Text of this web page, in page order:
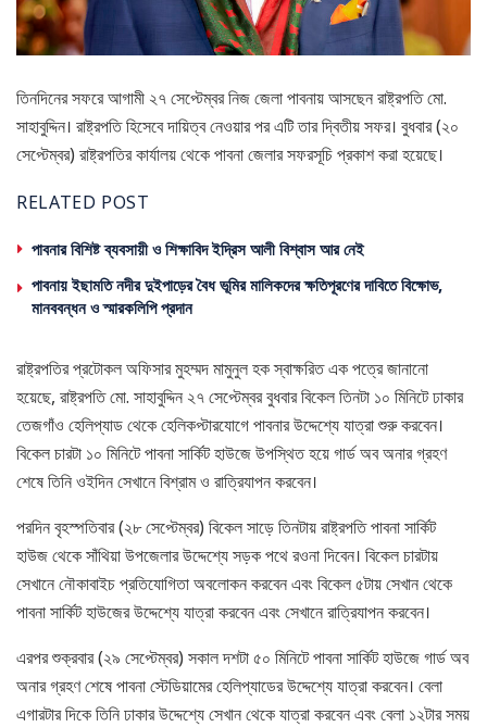
তিনদিনের সফরে আগামী ২৭ সেপ্টেম্বর নিজ জেলা পাবনায় আসছেন রাষ্ট্রপতি মো.
সাহাবুদ্দিন। রাষ্ট্রপতি হিসেবে দায়িত্ব নেওয়ার পর এটি তার দ্বিতীয় সফর। বুধবার (২০
সেপ্টেম্বর) রাষ্ট্রপতির কার্যালয় থেকে পাবনা জেলার সফরসূচি প্রকাশ করা হয়েছে।
RELATED POST
পাবনার বিশিষ্ট ব্যবসায়ী ও শিক্ষাবিদ ইদ্রিস আলী বিশ্বাস আর নেই
পাবনায় ইছামতি নদীর দুইপাড়ের বৈধ ভূমির মালিকদের ক্ষতিপূরণের দাবিতে বিক্ষোভ,
মানববন্ধন ও স্মারকলিপি প্রদান
রাষ্ট্রপতির প্রটোকল অফিসার মুহম্মদ মামুনুল হক স্বাক্ষরিত এক পত্রে জানানো
হয়েছে, রাষ্ট্রপতি মো. সাহাবুদ্দিন ২৭ সেপ্টেম্বর বুধবার বিকেল তিনটা ১০ মিনিটে ঢাকার
তেজগাঁও হেলিপ্যাড থেকে হেলিকপ্টারযোগে পাবনার উদ্দেশ্যে যাত্রা শুরু করবেন।
বিকেল চারটা ১০ মিনিটে পাবনা সার্কিট হাউজে উপস্থিত হয়ে গার্ড অব অনার গ্রহণ
শেষে তিনি ওইদিন সেখানে বিশ্রাম ও রাত্রিযাপন করবেন।
পরদিন বৃহস্পতিবার (২৮ সেপ্টেম্বর) বিকেল সাড়ে তিনটায় রাষ্ট্রপতি পাবনা সার্কিট
হাউজ থেকে সাঁথিয়া উপজেলার উদ্দেশ্যে সড়ক পথে রওনা দিবেন। বিকেল চারটায়
সেখানে নৌকাবাইচ প্রতিযোগিতা অবলোকন করবেন এবং বিকেল ৫টায় সেখান থেকে
পাবনা সার্কিট হাউজের উদ্দেশ্যে যাত্রা করবেন এবং সেখানে রাত্রিযাপন করবেন।
এরপর শুক্রবার (২৯ সেপ্টেম্বর) সকাল দশটা ৫০ মিনিটে পাবনা সার্কিট হাউজে গার্ড অব
অনার গ্রহণ শেষে পাবনা স্টেডিয়ামের হেলিপ্যাডের উদ্দেশ্যে যাত্রা করবেন। বেলা
এগারটার দিকে তিনি ঢাকার উদ্দেশ্যে সেখান থেকে যাত্রা করবেন এবং বেলা ১২টার সময়